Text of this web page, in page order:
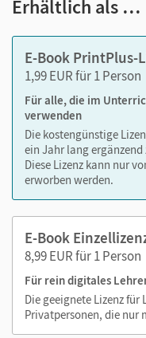
Lesezeichen
Zoomen
Erhältlich als …
E-Book PrintPlus-
1,99 EUR für 1 Person
Für alle, die im
verwenden
Die kostengünstige
ein Jahr lang
Diese Lizenz kann nur
erworben werden.
E-Book
8,99 EUR für 1 Person
Für rein digitales
Die geeignete Lizenz
Privatpersonen, die nur